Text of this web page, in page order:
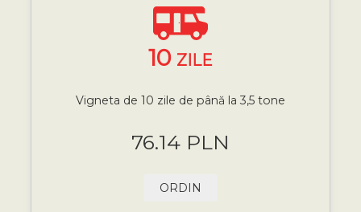
10 ZILE
Vigneta de 10 zile de până la 3,5 tone
76.14 PLN
ORDIN